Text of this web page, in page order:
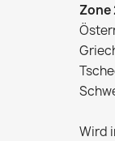
Zone
Wird